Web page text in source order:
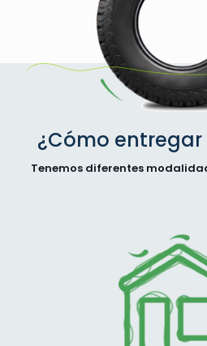
¿Cómo
Tenemos diferentes